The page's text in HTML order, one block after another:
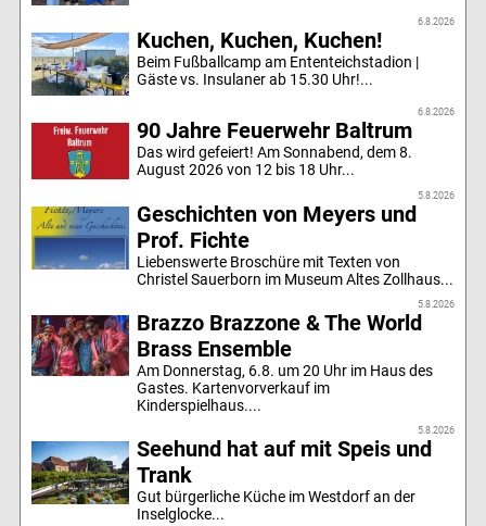
6.8.2026
Kuchen, Kuchen, Kuchen!
Beim Fußballcamp am Ententeichstadion |
Gäste vs. Insulaner ab 15.30 Uhr!...
6.8.2026
90 Jahre Feuerwehr Baltrum
Das wird gefeiert! Am Sonnabend, dem 8.
August 2026 von 12 bis 18 Uhr...
5.8.2026
Geschichten von Meyers und
Prof. Fichte
Liebenswerte Broschüre mit Texten von
Christel Sauerborn im Museum Altes Zollhaus...
5.8.2026
Brazzo Brazzone & The World
Brass Ensemble
Am Donnerstag, 6.8. um 20 Uhr im Haus des
Gastes. Kartenvorverkauf im
Kinderspielhaus....
5.8.2026
Seehund hat auf mit Speis und
Trank
Gut bürgerliche Küche im Westdorf an der
Inselglocke...